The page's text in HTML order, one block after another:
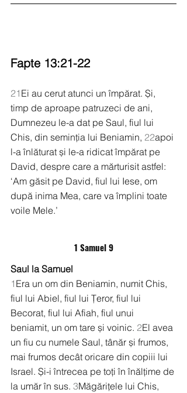
Fapte 13:21-22
21 Ei au cerut atunci un împărat. Și,
timp de aproape patruzeci de ani,
Dumnezeu le-a dat pe Saul, fiul lui
Chis, din seminția lui Beniamin, 22apoi
l-a înlăturat și le-a ridicat împărat pe
David, despre care a mărturisit astfel:
‘Am găsit pe David, fiul lui Iese, om
după inima Mea, care va împlini toate
voile Mele.’
1 Samuel 9
Saul la Samuel
1 Era un om din Beniamin, numit Chis,
fiul lui Abiel, fiul lui Țeror, fiul lui
Becorat, fiul lui Afiah, fiul unui
beniamit, un om tare și voinic. 2El avea
un fiu cu numele Saul, tânăr și frumos,
mai frumos decât oricare din copiii lui
Israel. Și-i întrecea pe toți în înălțime de
la umăr în sus. 3Măgărițele lui Chis,